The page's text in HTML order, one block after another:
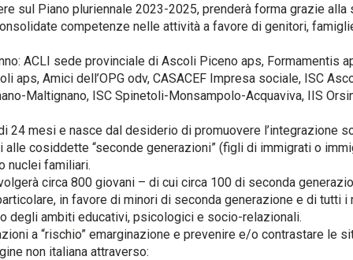
sul Piano pluriennale 2023-2025, prenderà forma grazie
competenze nelle attività a favore di genitori,
ACLI sede provinciale di Ascoli Piceno aps, Formamentis
aps, Amici dell’OPG odv, CASACEF Impresa sociale, ISC
Maltignano, ISC Spinetoli-Monsampolo-Acquaviva, IIS
24 mesi e nasce dal desiderio di promuovere l’integrazione
cosiddette “seconde generazioni” (figli di immigrati o
nuclei familiari.
circa 800 giovani – di cui circa 100 di seconda
in favore di minori di seconda generazione e di tutti
degli ambiti educativi, psicologici e socio-relazionali.
a “rischio” emarginazione e prevenire e/o contrastare le
non italiana attraverso: